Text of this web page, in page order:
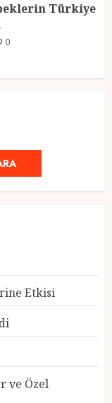
Türkiye
0
Etkisi
ve Özel
Güzel Kedileri